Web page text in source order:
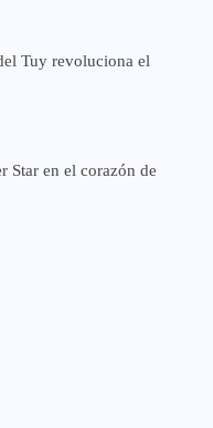
Tuy revoluciona el
Star en el corazón de